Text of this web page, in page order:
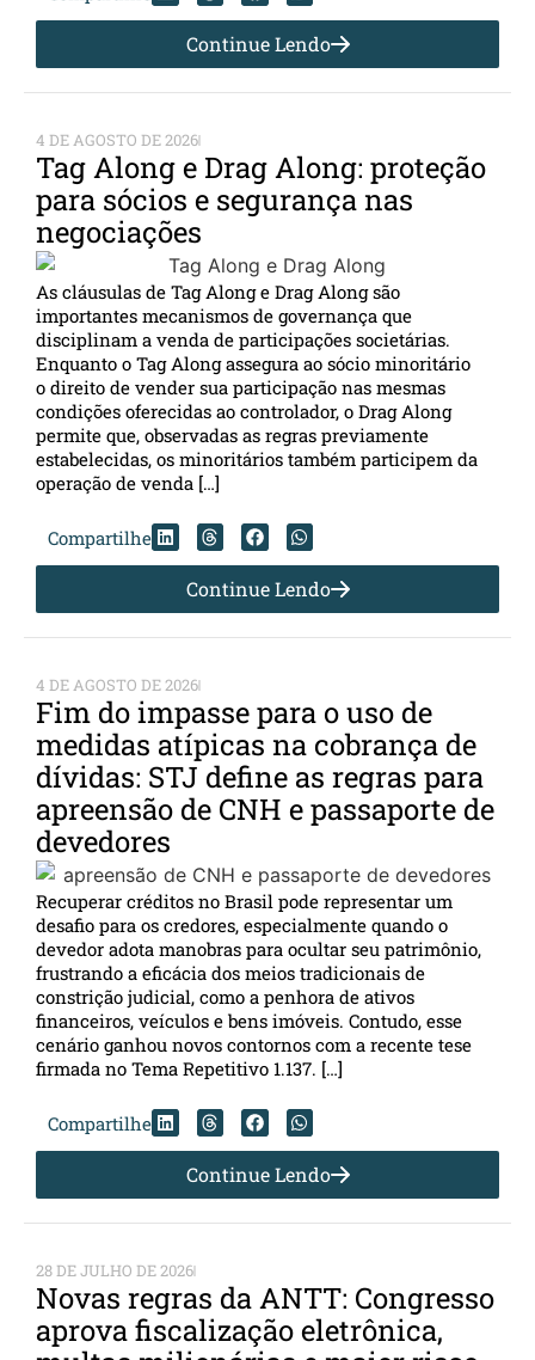
Continue Lendo
4 DE AGOSTO DE 2026
Tag Along e Drag Along: proteção
para sócios e segurança nas
negociações
As cláusulas de Tag Along e Drag Along são
importantes mecanismos de governança que
disciplinam a venda de participações societárias.
Enquanto o Tag Along assegura ao sócio minoritário
o direito de vender sua participação nas mesmas
condições oferecidas ao controlador, o Drag Along
permite que, observadas as regras previamente
estabelecidas, os minoritários também participem da
operação de venda […]
Compartilhe
Continue Lendo
4 DE AGOSTO DE 2026
Fim do impasse para o uso de
medidas atípicas na cobrança de
dívidas: STJ define as regras para
apreensão de CNH e passaporte de
devedores
Recuperar créditos no Brasil pode representar um
desafio para os credores, especialmente quando o
devedor adota manobras para ocultar seu patrimônio,
frustrando a eficácia dos meios tradicionais de
constrição judicial, como a penhora de ativos
financeiros, veículos e bens imóveis. Contudo, esse
cenário ganhou novos contornos com a recente tese
firmada no Tema Repetitivo 1.137. […]
Compartilhe
Continue Lendo
28 DE JULHO DE 2026
Novas regras da ANTT: Congresso
aprova fiscalização eletrônica,